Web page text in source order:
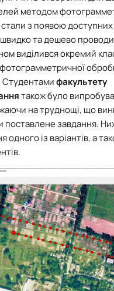
методом
стали з появою
та дешево
виділився окремий
факультету
також було
на труднощі, що
поставлене завдання.
із варіантів, а